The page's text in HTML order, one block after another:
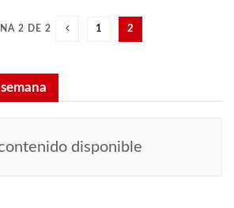
2 DE 2 1 2
disponible